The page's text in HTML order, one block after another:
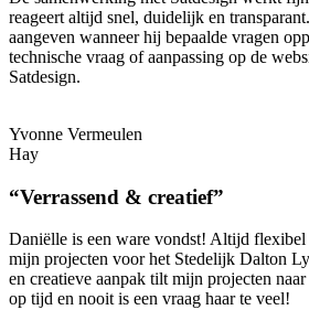
reageert altijd snel, duidelijk en
aangeven wanneer hij bepaalde vragen
technische vraag of aanpassing op de
Satdesign.
Yvonne Vermeulen
Hay
“Verrassend & creatief”
Daniëlle is een ware vondst! Altijd flexibel
mijn projecten voor het Stedelijk Dalton
en creatieve aanpak tilt mijn projecten
op tijd en nooit is een vraag haar te veel!